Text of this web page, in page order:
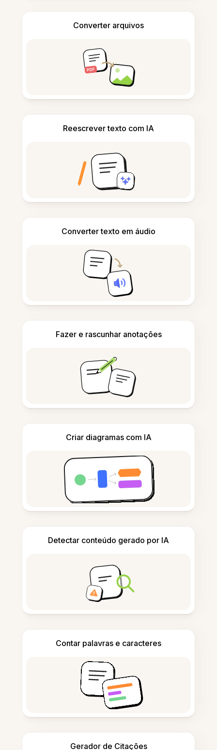
Converter arquivos
Reescrever texto com IA
Converter texto em áudio
Fazer e rascunhar anotações
Criar diagramas com IA
Detectar conteúdo gerado por IA
Contar palavras e caracteres
Gerador de Citações